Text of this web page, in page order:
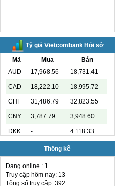
Tỷ giá Vietcombank Hội sở
Mã Mua
Bán
AUD
17,968.56 18,731.41
CAD 18,222.10 18,995.72
CHF 31,486.79 32,823.55
CNY 3,787.79 3,948.60
DKK - 4,118.33
29,432.37 30,984.19
HKD 3,247.93
Thống kê
Đang online : 1
Truy cập hôm nay: 13
Tổng số truy cập: 392